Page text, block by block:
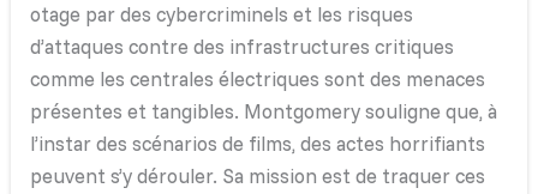
otage par des cybercriminels et les risques
d’attaques contre des infrastructures critiques
comme les centrales électriques sont des menaces
présentes et tangibles. Montgomery souligne que, à
l’instar des scénarios de films, des actes horrifiants
peuvent s’y dérouler. Sa mission est de traquer ces